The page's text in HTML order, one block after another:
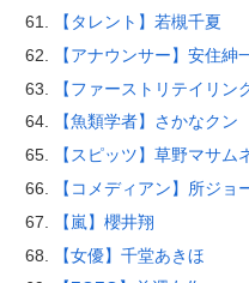
【タレント】若槻千夏
【アナウンサー】安住紳
【ファーストリテイリ
【魚類学者】さかなクン
【スピッツ】草野マサム
【コメディアン】所ジョ
【嵐】櫻井翔
【女優】千堂あきほ